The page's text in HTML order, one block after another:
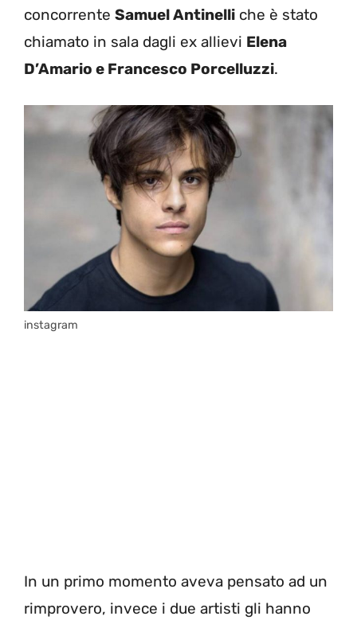
concorrente Samuel Antinelli che è stato
chiamato in sala dagli ex allievi Elena
D’Amario e Francesco Porcelluzzi.
instagram
In un primo momento aveva pensato ad un
rimprovero, invece i due artisti gli hanno